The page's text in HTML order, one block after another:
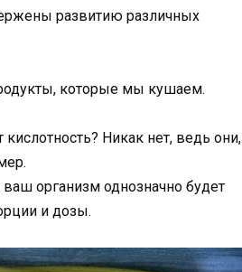
развитию различных
которые мы кушаем.
Никак нет, ведь они,
организм однозначно будет
и дозы.